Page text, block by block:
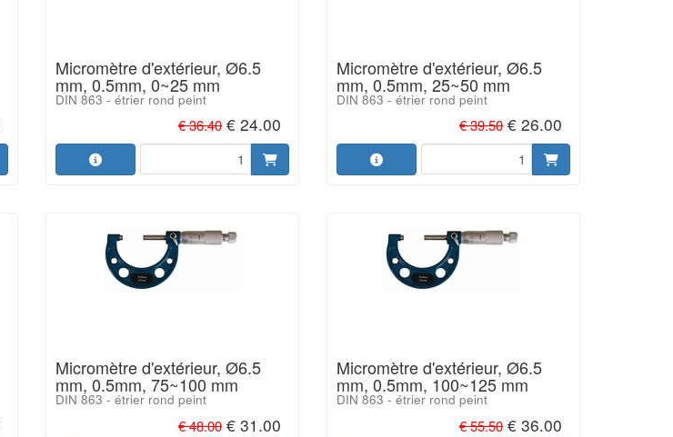
Micromètre d'extérieur, Ø6.5
mm, 0.5mm, 0~25 mm
DIN 863 - étrier rond peint
€ 36.40 € 24.00
Micromètre d'extérieur, Ø6.5
mm, 0.5mm, 25~50 mm
DIN 863 - étrier rond peint
€ 39.50 € 26.00
Micromètre d'extérieur, Ø6.5
mm, 0.5mm, 75~100 mm
DIN 863 - étrier rond peint
€ 48.00 € 31.00
Micromètre d'extérieur, Ø6.5
mm, 0.5mm, 100~125 mm
DIN 863 - étrier rond peint
€ 55.50 € 36.00